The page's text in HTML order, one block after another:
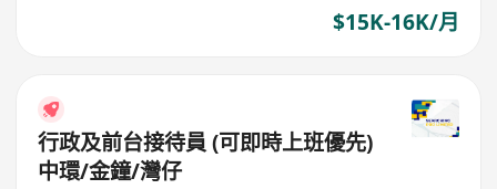
$15K-16K/月
行政及前台接待員 (可即時上班優先)
中環/金鐘/灣仔